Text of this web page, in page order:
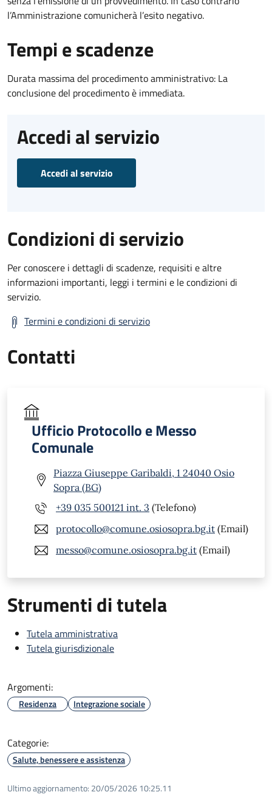
l’Amministrazione comunicherà l’esito negativo.
Tempi e scadenze
Durata massima del procedimento amministrativo: La
conclusione del procedimento è immediata.
Accedi al servizio
Accedi al servizio
Condizioni di servizio
Per conoscere i dettagli di scadenze, requisiti e altre
informazioni importanti, leggi i termini e le condizioni di
servizio.
Termini e condizioni di servizio
Contatti
Ufficio Protocollo e Messo
Comunale
Piazza Giuseppe Garibaldi, 1 24040 Osio
Sopra (BG)
+39 035 500121 int. 3 (Telefono)
protocollo@comune.osiosopra.bg.it (Email)
messo@comune.osiosopra.bg.it (Email)
Strumenti di tutela
Tutela amministrativa
Tutela giurisdizionale
Argomenti:
Residenza Integrazione sociale
Categorie:
Salute, benessere e assistenza
Ultimo aggiornamento: 20/05/2026 10:25.11